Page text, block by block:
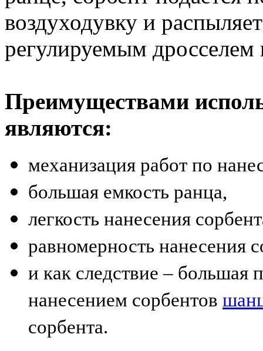
воздуходувку и
регулируемым дросселем
Преимуществами
являются:
механизация работ по
большая емкость ранца,
легкость нанесения
равномерность нанесения
и как следствие – большая
нанесением сорбентов
сорбента.